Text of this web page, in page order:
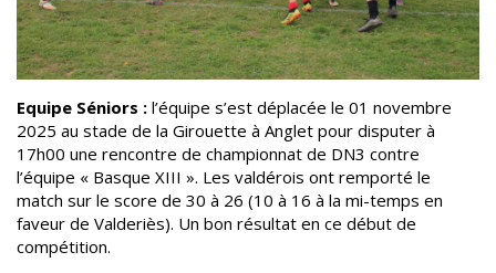
Equipe Séniors : l’équipe s’est déplacée le 01 novembre
2025 au stade de la Girouette à Anglet pour disputer à
17h00 une rencontre de championnat de DN3 contre
l’équipe « Basque XIII ». Les valdérois ont remporté le
match sur le score de 30 à 26 (10 à 16 à la mi-temps en
faveur de Valderiès). Un bon résultat en ce début de
compétition.